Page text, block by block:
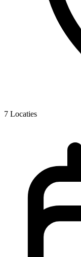
7 Locaties